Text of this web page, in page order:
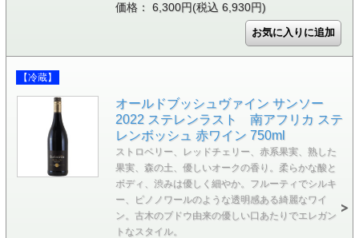
価格： 6,300円(税込 6,930円)
【冷蔵】
オールドブッシュヴァイン サンソー
2022 ステレンラスト 南アフリカ ステ
レンボッシュ 赤ワイン 750ml
ストロベリー、レッドチェリー、赤系果実、熟した
果実、森の土、優しいオークの香り。柔らかな酸と
ボディ、渋みは優しく細やか。フルーティでシルキ
ー、ピノノワールのような透明感ある綺麗なワイ
ン。古木のブドウ由来の優しい口あたりでエレガン
トなスタイル。